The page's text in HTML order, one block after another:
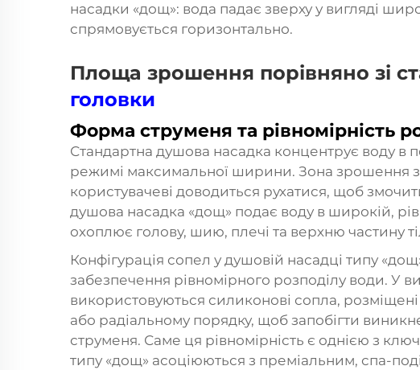
насадки «дощ»: вода падає зверху у вигляді
спрямовується горизонтально.
Площа зрошення порівняно зі
головки
Форма струменя та рівномірність
Стандартна душова насадка концентрує воду в
режимі максимальної ширини. Зона зрошення
користувачеві доводиться рухатися, щоб
душова насадка «дощ» подає воду в широкій,
охоплює голову, шию, плечі та верхню частину
Конфігурація сопел у душовій насадці типу
забезпечення рівномірного розподілу води. У
використовуються силиконові сопла, розміщені
або радіальному порядку, щоб запобігти
струменя. Саме ця рівномірність є однією з
типу «дощ» асоціюються з преміальним, спа-